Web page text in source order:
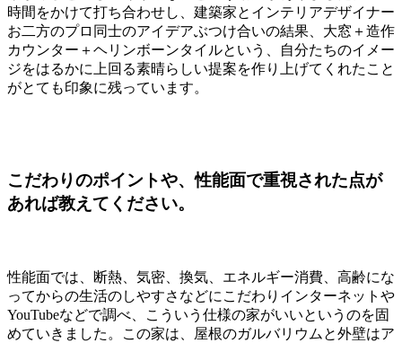
時間をかけて打ち合わせし、建築家とインテリアデザイナー
お二方のプロ同士のアイデアぶつけ合いの結果、大窓＋造作
カウンター＋ヘリンボーンタイルという、自分たちのイメー
ジをはるかに上回る素晴らしい提案を作り上げてくれたこと
がとても印象に残っています。
こだわりのポイントや、性能面で重視された点が
あれば教えてください。
性能面では、断熱、気密、換気、エネルギー消費、高齢にな
ってからの生活のしやすさなどにこだわりインターネットや
YouTubeなどで調べ、こういう仕様の家がいいというのを固
めていきました。この家は、屋根のガルバリウムと外壁はア